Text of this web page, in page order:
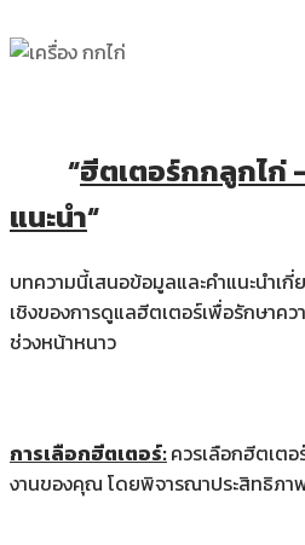
“ฮีตเตอร์กกลูกไก่
แนะนำ“
บทความนี้เสนอข้อมูลและคำแนะนำเกี่
เชิงของการดูแลฮีตเตอร์เพื่อรักษาค
ช่วงหน้าหนาว
การเลือกฮีตเตอร์:ควรเลือกฮีตเต
งานของคุณ โดยพิจารณาประสิทธิภา